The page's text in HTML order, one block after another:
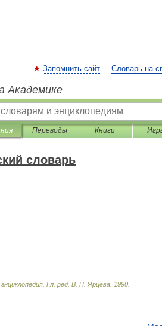
Запомнить сайт Словарь на
Академике
Переводы Книги
словарь
энциклопедия Гл ред В Н Ярцева 1990